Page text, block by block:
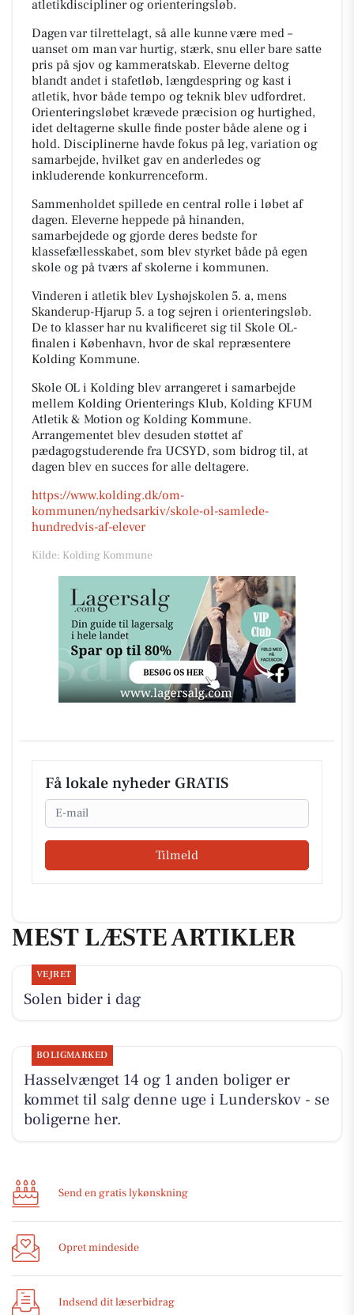
atletikdiscipliner og orienteringsløb.
Dagen var tilrettelagt, så alle kunne være med –
uanset om man var hurtig, stærk, snu eller bare satte
pris på sjov og kammeratskab. Eleverne deltog
blandt andet i stafetløb, længdespring og kast i
atletik, hvor både tempo og teknik blev udfordret.
Orienteringsløbet krævede præcision og hurtighed,
idet deltagerne skulle finde poster både alene og i
hold. Disciplinerne havde fokus på leg, variation og
samarbejde, hvilket gav en anderledes og
inkluderende konkurrenceform.
Sammenholdet spillede en central rolle i løbet af
dagen. Eleverne heppede på hinanden,
samarbejdede og gjorde deres bedste for
klassefællesskabet, som blev styrket både på egen
skole og på tværs af skolerne i kommunen.
Vinderen i atletik blev Lyshøjskolen 5. a, mens
Skanderup-Hjarup 5. a tog sejren i orienteringsløb.
De to klasser har nu kvalificeret sig til Skole OL-
finalen i København, hvor de skal repræsentere
Kolding Kommune.
Skole OL i Kolding blev arrangeret i samarbejde
mellem Kolding Orienterings Klub, Kolding KFUM
Atletik & Motion og Kolding Kommune.
Arrangementet blev desuden støttet af
pædagogstuderende fra UCSYD, som bidrog til, at
dagen blev en succes for alle deltagere.
https://www.kolding.dk/om-
kommunen/nyhedsarkiv/skole-ol-samlede-
hundredvis-af-elever
Kilde: Kolding Kommune
Få lokale nyheder GRATIS
Email
Tilmeld
MEST LÆSTE ARTIKLER
VEJRET
Solen bider i dag
BOLIGMARKED
Hasselvænget 14 og 1 anden boliger er
kommet til salg denne uge i Lunderskov - se
boligerne her.
Send en gratis lykønskning
Opret mindeside
Indsend dit læserbidrag